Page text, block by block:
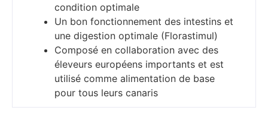
condition optimale
Un bon fonctionnement des intestins et
une digestion optimale (Florastimul)
Composé en collaboration avec des
éleveurs européens importants et est
utilisé comme alimentation de base
pour tous leurs canaris